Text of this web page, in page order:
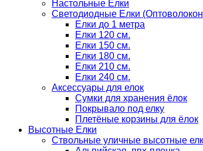
Настольные Елки
Светодиодные Елки
Елки до 1 метра
Елки 120 см.
Елки 150 см.
Елки 180 см.
Елки 210 см.
Елки 240 см.
Аксессуары для елок
Сумки для хранения ёлок
Покрывало под елку
Плетёные корзины для ёлок
Высотные Елки
Ствольные уличные высотные